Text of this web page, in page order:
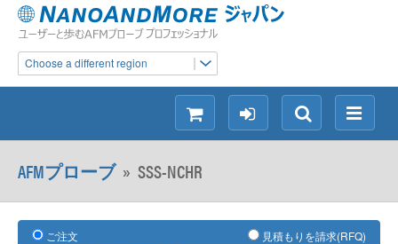
Choose a different region
メ
ニ
検
索
ロ
グ
シ
ョ
ッ
ン
AFMプローブ» SSS-NCHR
ご注文
見積もりを請求(RFQ)